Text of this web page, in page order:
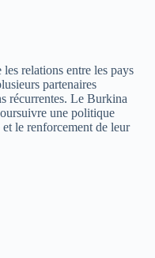
relations entre les pays
partenaires
récurrentes. Le Burkina
une politique
le renforcement de leur